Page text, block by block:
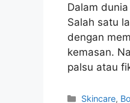
Dalam
Salah satu
dengan
kemasan.
palsu atau
Kategori
Skincare,